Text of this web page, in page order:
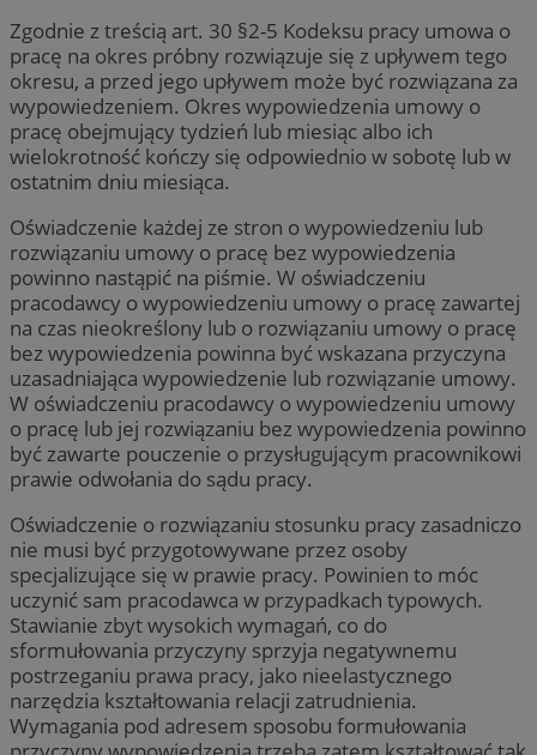
Zgodnie z treścią art. 30 §2-5 Kodeksu pracy umowa o
pracę na okres próbny rozwiązuje się z upływem tego
okresu, a przed jego upływem może być rozwiązana za
wypowiedzeniem. Okres wypowiedzenia umowy o
pracę obejmujący tydzień lub miesiąc albo ich
wielokrotność kończy się odpowiednio w sobotę lub w
ostatnim dniu miesiąca.
Oświadczenie każdej ze stron o wypowiedzeniu lub
rozwiązaniu umowy o pracę bez wypowiedzenia
powinno nastąpić na piśmie. W oświadczeniu
pracodawcy o wypowiedzeniu umowy o pracę zawartej
na czas nieokreślony lub o rozwiązaniu umowy o pracę
bez wypowiedzenia powinna być wskazana przyczyna
uzasadniająca wypowiedzenie lub rozwiązanie umowy.
W oświadczeniu pracodawcy o wypowiedzeniu umowy
o pracę lub jej rozwiązaniu bez wypowiedzenia powinno
być zawarte pouczenie o przysługującym pracownikowi
prawie odwołania do sądu pracy.
Oświadczenie o rozwiązaniu stosunku pracy zasadniczo
nie musi być przygotowywane przez osoby
specjalizujące się w prawie pracy. Powinien to móc
uczynić sam pracodawca w przypadkach typowych.
Stawianie zbyt wysokich wymagań, co do
sformułowania przyczyny sprzyja negatywnemu
postrzeganiu prawa pracy, jako nieelastycznego
narzędzia kształtowania relacji zatrudnienia.
Wymagania pod adresem sposobu formułowania